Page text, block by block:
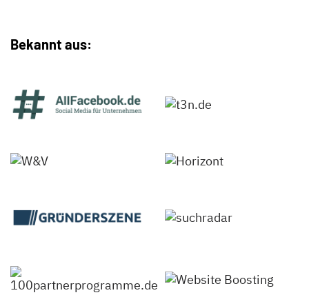
Bekannt aus: